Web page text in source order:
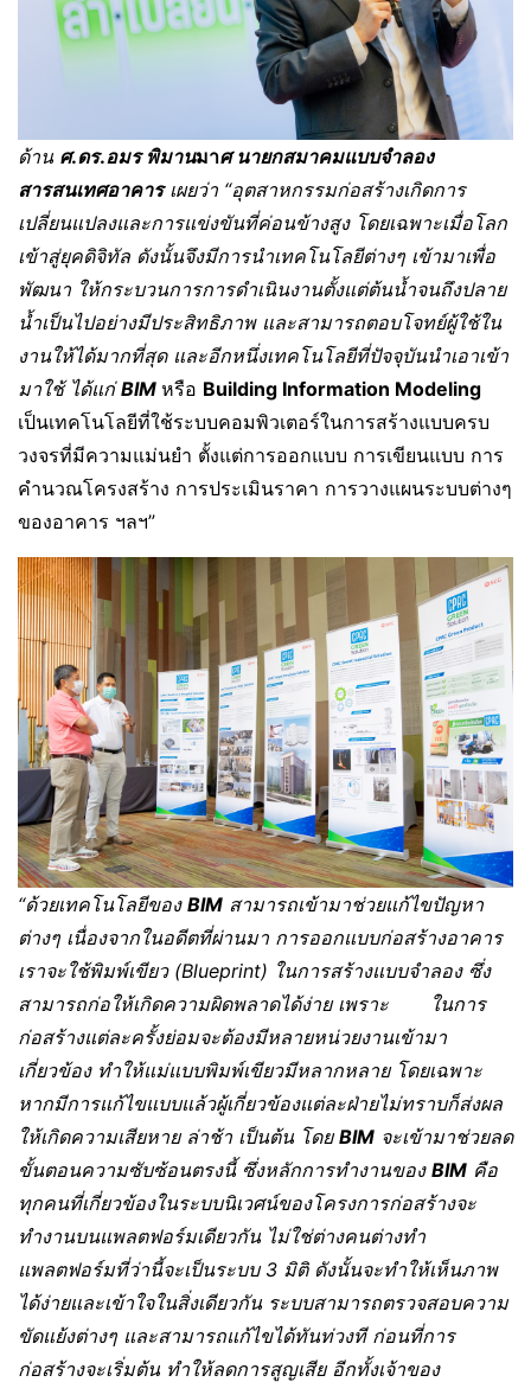
ด้าน ศ.ดร.อมร พิมานมาศ นายกสมาคมแบบจำลอง
สารสนเทศอาคารเผยว่า “อุตสาหกรรมก่อสร้างเกิดการ
เปลี่ยนแปลงและการแข่งขันที่ค่อนข้างสูง โดยเฉพาะเมื่อโลก
เข้าสู่ยุคดิจิทัล ดังนั้นจึงมีการนำเทคโนโลยีต่างๆ เข้ามาเพื่อ
พัฒนา ให้กระบวนการการดำเนินงานตั้งแต่ต้นน้ำจนถึงปลาย
น้ำเป็นไปอย่างมีประสิทธิภาพ และสามารถตอบโจทย์ผู้ใช้ใน
งานให้ได้มากที่สุด และอีกหนึ่งเทคโนโลยีที่ปัจจุบันนำเอาเข้า
มาใช้ ได้แก่BIM หรือ Building Information Modeling
เป็นเทคโนโลยีที่ใช้ระบบคอมพิวเตอร์ในการสร้างแบบครบ
วงจรที่มีความแม่นยำ ตั้งแต่การออกแบบ การเขียนแบบ การ
คำนวณโครงสร้าง การประเมินราคา การวางแผนระบบต่างๆ
ของอาคาร ฯลฯ”
“ด้วยเทคโนโลยีของ BIM สามารถเข้ามาช่วยแก้ไขปัญหา
ต่างๆ เนื่องจากในอดีตที่ผ่านมา การออกแบบก่อสร้างอาคาร
เราจะใช้พิมพ์เขียว (Blueprint) ในการสร้างแบบจำลองซึ่ง
สามารถก่อให้เกิดความผิดพลาดได้ง่าย เพราะ ในการ
ก่อสร้างแต่ละครั้งย่อมจะต้องมีหลายหน่วยงานเข้ามา
เกี่ยวข้อง ทำให้แม่แบบพิมพ์เขียวมีหลากหลาย โดยเฉพาะ
หากมีการแก้ไขแบบแล้วผู้เกี่ยวข้องแต่ละฝ่ายไม่ทราบก็ส่งผล
ให้เกิดความเสียหาย ล่าช้า เป็นต้น โดยBIM จะเข้ามาช่วยลด
ขั้นตอนความซับซ้อนตรงนี้ ซึ่งหลักการทำงานของ BIM คือ
ทุกคนที่เกี่ยวข้องในระบบนิเวศน์ของโครงการก่อสร้างจะ
ทำงานบนแพลตฟอร์มเดียวกัน ไม่ใช่ต่างคนต่างทำ
แพลตฟอร์มที่ว่านี้จะเป็นระบบ 3 มิติ ดังนั้นจะทำให้เห็นภาพ
ได้ง่ายและเข้าใจในสิ่งเดียวกัน ระบบสามารถตรวจสอบความ
ขัดแย้งต่างๆ และสามารถแก้ไขได้ทันท่วงที ก่อนที่การ
ก่อสร้างจะเริ่มต้น ทำให้ลดการสูญเสีย อีกทั้งเจ้าของ